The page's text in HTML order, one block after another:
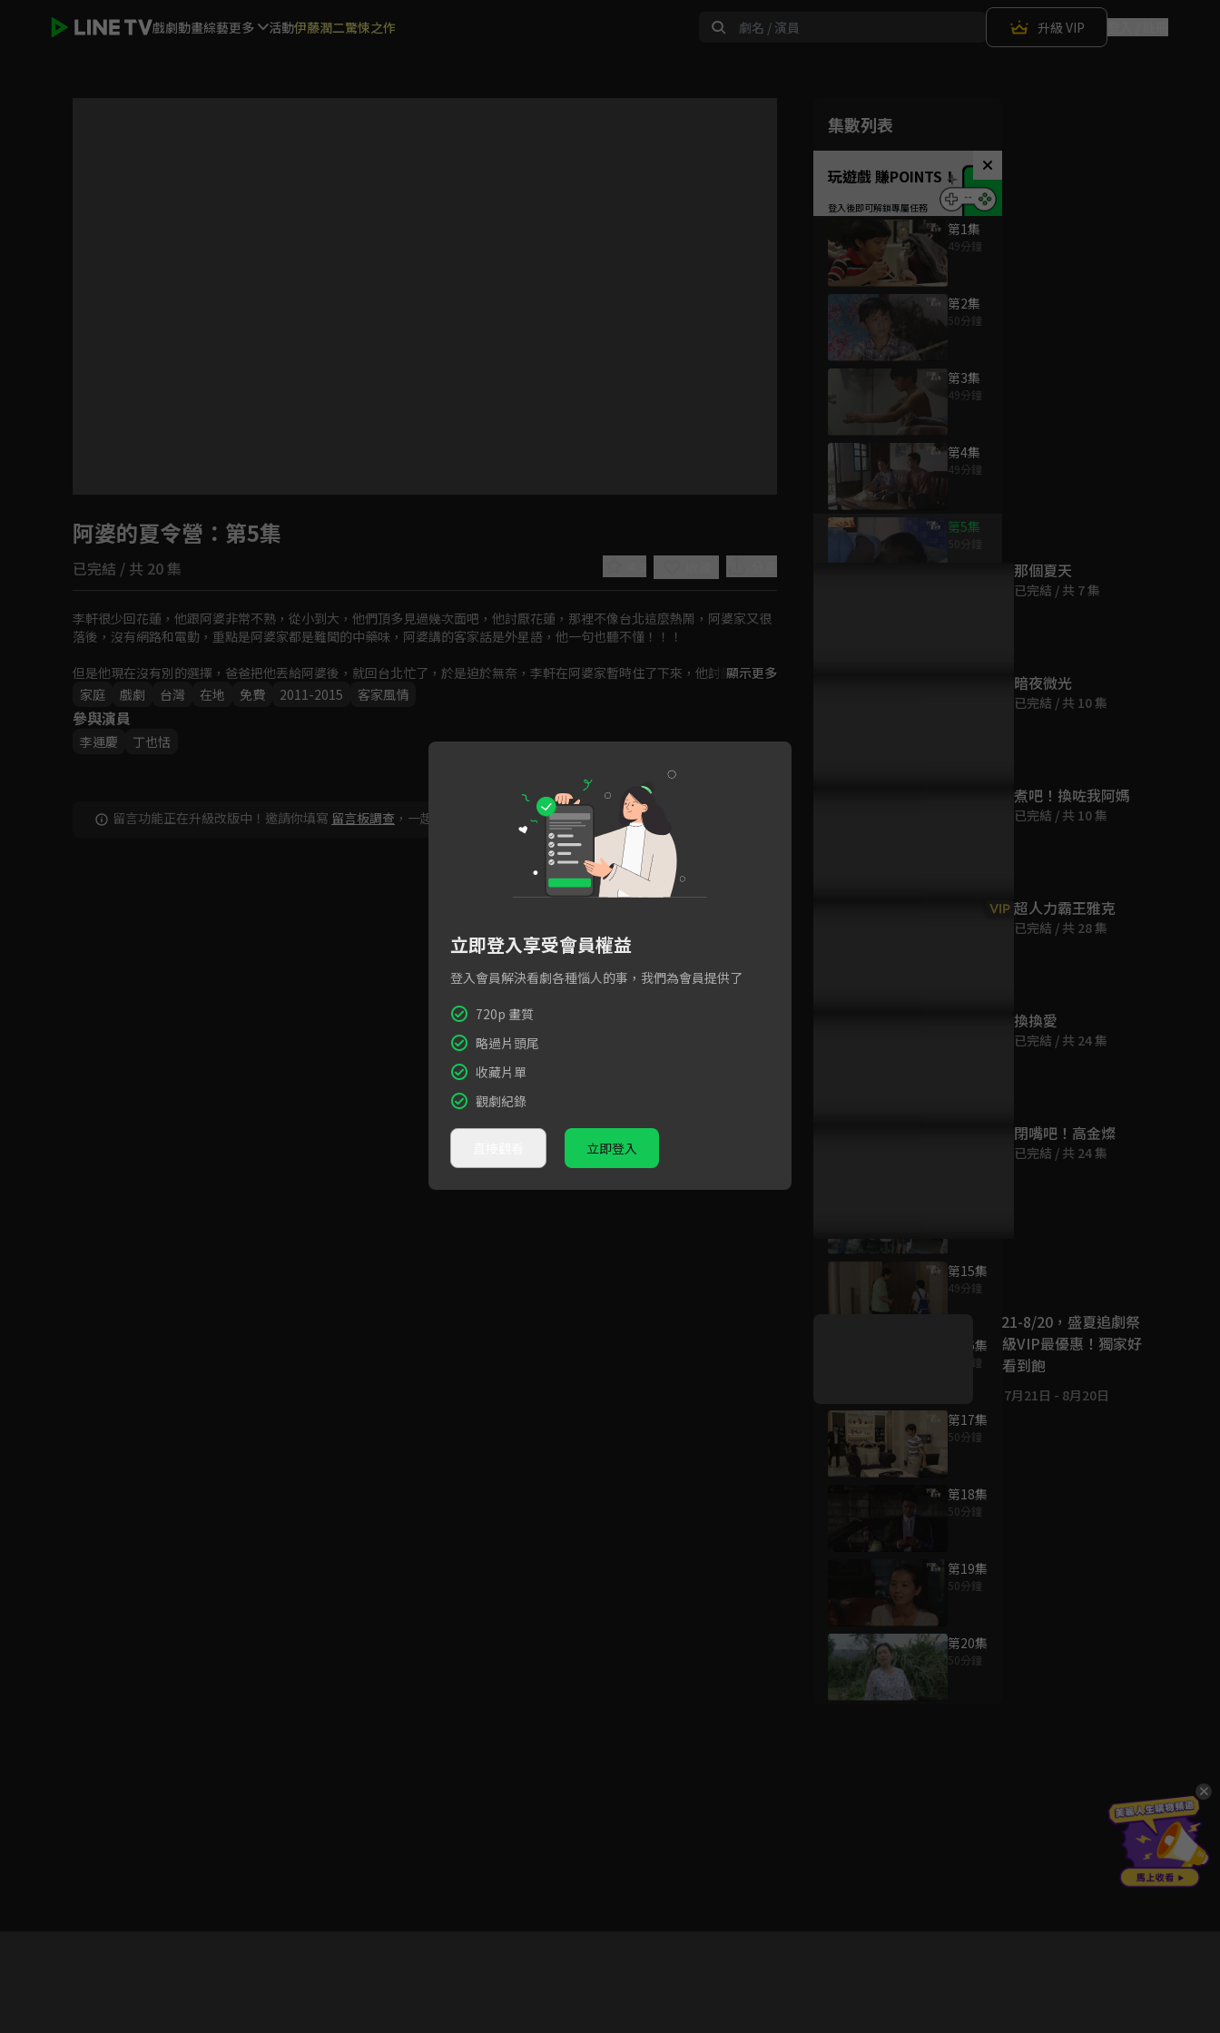
戲劇動畫綜藝更多 活動伊藤潤二驚悚之作 升級 VIP
如有不便請見諒
集數列表
玩遊戲 賺POINTS！
第1集
49分鐘
第2集
50分鐘
第3集
49分鐘
第4集
49分鐘
第5集
第15集
49分鐘
第16集
50分鐘
第17集
50分鐘
第18集
50分鐘
第19集
50分鐘
第20集
50分鐘
阿婆的夏令營 ：第5集
已完結 / 共 20 集
李軒很少回花蓮，他跟阿婆非常不熟，從小到大，他們頂多見過幾次面吧，他討厭花蓮，那裡不像台北這麼熱鬧，阿婆家又很
落後，沒有網路和電動，重點是阿婆家都是難聞的中藥味，阿婆講的客家話是外星語，他一句也聽不懂！！！
但是他現在沒有別的選擇，爸爸把他丟給阿婆後，就回台北忙了，於是迫於無奈，李軒在阿婆家暫時住了下來，他討厭阿婆叫
他阿弟牯、他討厭每天只吃青菜和煎魚，如果嫌東嫌西還沒東西吃。
顯示更多
家庭
戲劇 台灣 在地 免費 2011-2015 客家風情
參與演員
李運慶 丁也恬
留言功能正在升級改版中！邀請你填寫 留言板調查 ，一起共創新版留言功能！
為您推薦
那個夏天
已完結 / 共 7 集
暗夜微光
已完結 / 共 10 集
煮吧！換咗我阿媽
已完結 / 共 10 集
VIP 超人力霸王雅克
已完結 / 共 28 集
換換愛
已完結 / 共 24 集
閉嘴吧！高金燦
已完結 / 共 24 集
好康資訊
7/21-8/20，盛夏追劇祭
升級VIP最優惠！獨家好
戲看到飽
7月21日 - 8月20日
立即登入享受會員權益
登入會員解決看劇各種惱人的事，我們為會員提供了
720p 畫質
略過片頭尾
收藏片單
觀劇紀錄
立即登入